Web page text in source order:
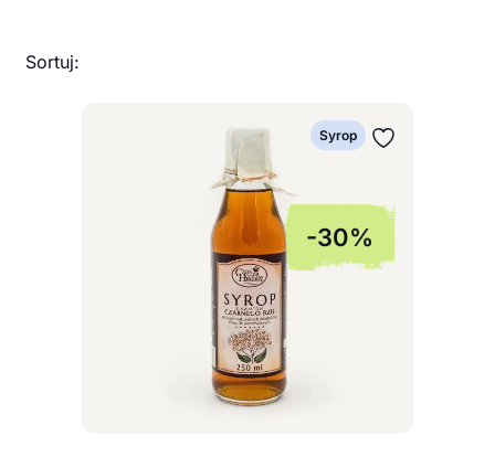
Sortuj:
Syrop
-30%